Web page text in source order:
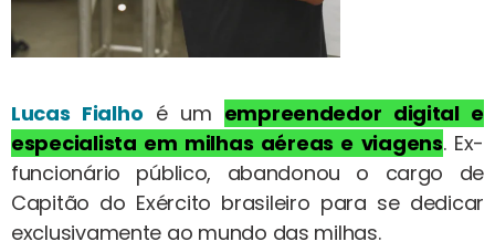
Lucas Fialho é um empreendedor digital e
especialista em milhas aéreas e viagens. Ex-
funcionário público, abandonou o cargo de
Capitão do Exército brasileiro para se dedicar
exclusivamente ao mundo das milhas.